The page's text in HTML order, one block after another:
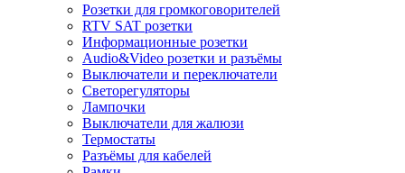
Розетки для громкоговорителей
RTV SAT розетки
Информационные розетки
Audio&Video розетки и разъёмы
Выключатели и переключатели
Светорегуляторы
Лампочки
Выключатели для жалюзи
Термостаты
Разъёмы для кабелей